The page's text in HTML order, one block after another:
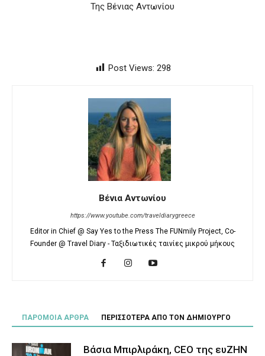
Της Βένιας Αντωνίου
Post Views: 298
Βένια Αντωνίου
https://www.youtube.com/traveldiarygreece
Editor in Chief @ Say Yes to the Press The FUNmily Project, Co-
Founder @ Travel Diary - Ταξιδιωτικές ταινίες μικρού μήκους
ΠΑΡΟΜΟΙΑ ΑΡΘΡΑ ΠΕΡΙΣΣΟΤΕΡΑ ΑΠΟ ΤΟΝ ΔΗΜΙΟΥΡΓΟ
Βάσια Μπιρλιράκη, CEO της ευΖΗΝ